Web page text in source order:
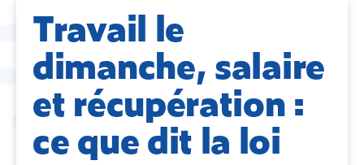
Travail le
dimanche, salaire
et récupération :
ce que dit la loi